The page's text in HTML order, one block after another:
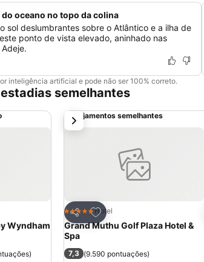
oceano no topo da colina
sol deslumbrantes sobre o Atlântico e a ilha de
ponto de vista elevado, aninhado nas
inteligência artificial e pode não ser 100% correto.
semelhantes
Wyndham
)
Alojamentos semelhantes
Partilhar
Adicionar aos favoritos
5 EstrelasHotel
Grand Muthu Golf Plaza Hotel &
Spa
7,3 (9.590 pontuações)
próximo